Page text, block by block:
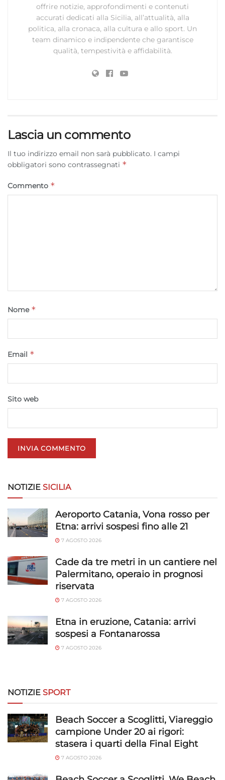
offrire notizie, approfondimenti e contenuti
accurati dedicati alla Sicilia, all’attualità, alla
politica, alla cronaca, alla cultura e allo sport. Un
team dinamico e indipendente che garantisce
qualità, tempestività e affidabilità.
Lascia un commento
Il tuo indirizzo email non sarà pubblicato. I campi
obbligatori sono contrassegnati *
Commento *
Nome *
Email *
Sito web
NOTIZIE SICILIA
Aeroporto Catania, Vona rosso per
Etna: arrivi sospesi fino alle 21
7 AGOSTO 2026
Cade da tre metri in un cantiere nel
Palermitano, operaio in prognosi
riservata
7 AGOSTO 2026
Etna in eruzione, Catania: arrivi
sospesi a Fontanarossa
7 AGOSTO 2026
NOTIZIE SPORT
Beach Soccer a Scoglitti, Viareggio
campione Under 20 ai rigori:
stasera i quarti della Final Eight
7 AGOSTO 2026